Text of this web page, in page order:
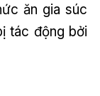
ăn gia súc
tác động bởi